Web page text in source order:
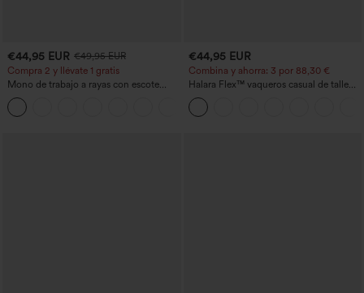
€44,95 EUR €49,95 EUR
Compra 2 y llévate 1 gratis
Mono de trabajo a rayas con escote
barco, sin mangas, lazo lateral, tacto
Cool Touch y bolsillos - Edición Easy
Peezy
€44,95 EUR
Combina y ahorra: 3 por 88,30 €
Halara Flex™ vaqueros casual de talle
alto con bolsillos, estilo baggy de pierna
ancha, efecto lavado